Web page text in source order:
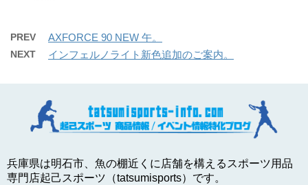
PREV AXFORCE 90 NEW 午。
NEXT インフェルノライト新色追加のご案内。
兵庫県は明石市、魚の棚近くに店舗を構えるスポーツ用品
専門店起己スポーツ（tatsumisports）です。